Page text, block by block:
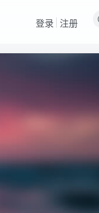
登录 注册